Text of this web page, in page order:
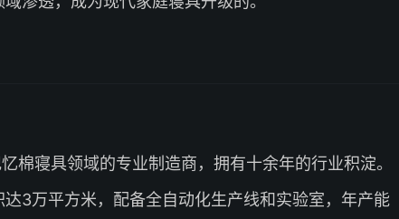
棉寝具领域的专业制造商，拥有十余年的行业积淀。
3万平方米，配备全自动化生产线和实验室，年产能